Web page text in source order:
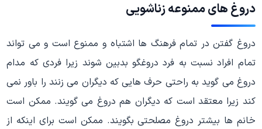
دروغ های ممنوعه زناشویی
دروغ گفتن در تمام فرهنگ ها اشتباه و ممنوع است و می تواند
تمام افراد نسبت به فرد دروغگو بدبین شوند زیرا فردی که مدام
دروغ می گوید به راحتی حرف هایی که دیگران می زنند را باور نمی
کند زیرا معتقد است که دیگران هم دروغ می گویند. ممکن است
خانم ها بیشتر دروغ مصلحتی بگویند. ممکن است برای اینکه از